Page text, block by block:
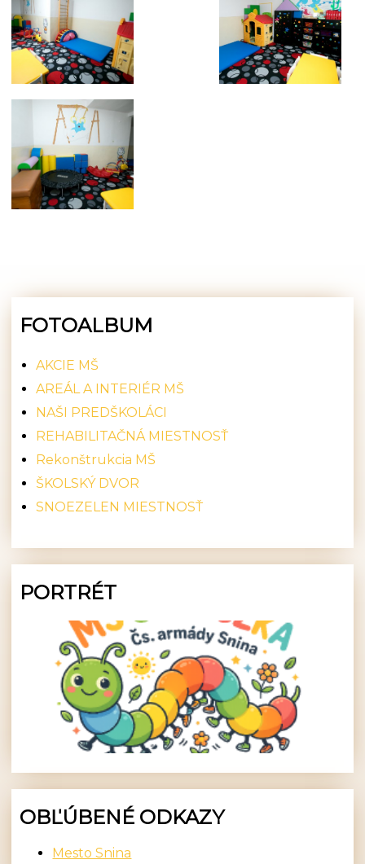
FOTOALBUM
AKCIE MŠ
AREÁL A INTERIÉR MŠ
NAŠI PREDŠKOLÁCI
REHABILITAČNÁ MIESTNOSŤ
Rekonštrukcia MŠ
ŠKOLSKÝ DVOR
SNOEZELEN MIESTNOSŤ
PORTRÉT
OBĽÚBENÉ ODKAZY
Mesto Snina